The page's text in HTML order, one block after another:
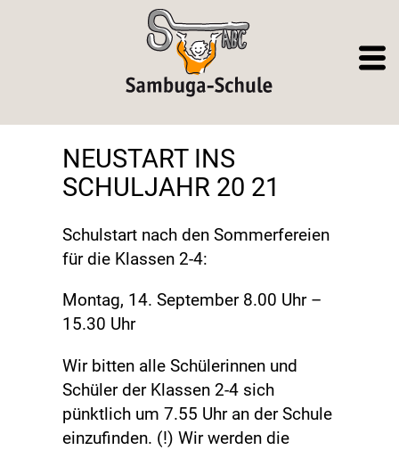
NEUSTART INS
SCHULJAHR 20 21
Schulstart nach den Sommerfereien
für die Klassen 2-4:
Montag, 14. September 8.00 Uhr –
15.30 Uhr
Wir bitten alle Schülerinnen und
Schüler der Klassen 2-4 sich
pünktlich um 7.55 Uhr an der Schule
einzufinden. (!) Wir werden die